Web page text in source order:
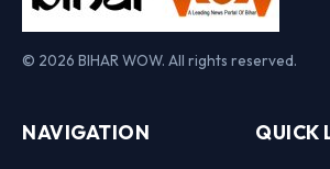
© 2026 BIHAR WOW. All rights reserved.
NAVIGATION QUICK